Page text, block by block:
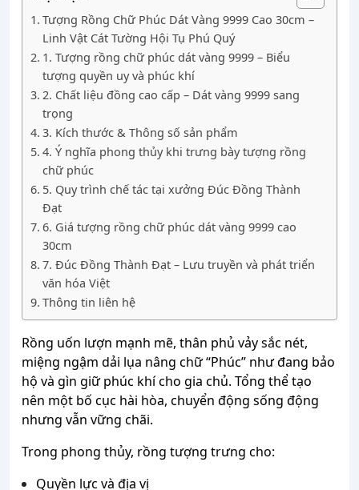
Tượng Rồng Chữ Phúc Dát Vàng 9999 Cao 30cm –
Linh Vật Cát Tường Hội Tụ Phú Quý
1. Tượng rồng chữ phúc dát vàng 9999 – Biểu
tượng quyền uy và phúc khí
2. Chất liệu đồng cao cấp – Dát vàng 9999 sang
trọng
3. Kích thước & Thông số sản phẩm
4. Ý nghĩa phong thủy khi trưng bày tượng rồng
chữ phúc
5. Quy trình chế tác tại xưởng Đúc Đồng Thành
Đạt
6. Giá tượng rồng chữ phúc dát vàng 9999 cao
30cm
7. Đúc Đồng Thành Đạt – Lưu truyền và phát triển
văn hóa Việt
Thông tin liên hệ
Rồng uốn lượn mạnh mẽ, thân phủ vảy sắc nét,
miệng ngậm dải lụa nâng chữ “Phúc” như đang bảo
hộ và gìn giữ phúc khí cho gia chủ. Tổng thể tạo
nên một bố cục hài hòa, chuyển động sống động
nhưng vẫn vững chãi.
Trong phong thủy, rồng tượng trưng cho:
Quyền lực và địa vị